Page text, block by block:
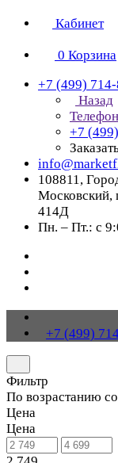
Кабинет
0 Корзина
+7 (499)
Назад
+7
108811,
Московский,
414Д
Пн. – Пт.: с
+7 (499)
Фильтр
По возрастанию
Цена
Цена